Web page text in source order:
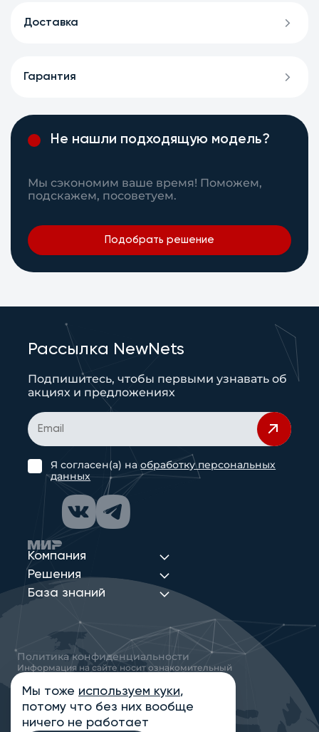
Доставка
Гарантия
Не нашли подходящую модель?
Мы сэкономим ваше время! Поможем,
подскажем, посоветуем.
Подобрать решение
Компания
Решения
База знаний
Рассылка NewNets
Подпишитесь, чтобы первыми узнавать об
акциях и предложениях
Я согласен(а) наобработку персональных
данных
Политика конфиденциальности
Информация на сайте носит ознакомительный
характер и не является публичной офертой,
определяемой положениями статьи 437
Гражданского кодекса РФ
© 2013-2026 Новые Сети Интеграция
Мы тоже используем куки,
потому что без них вообще
ничего не работает